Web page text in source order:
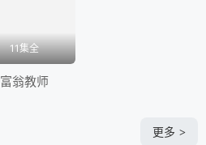
11集全
富翁教师
更多 >